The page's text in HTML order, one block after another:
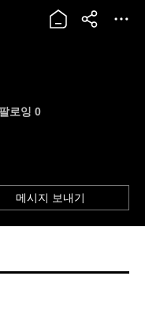
로잉 0
메시지 보내기